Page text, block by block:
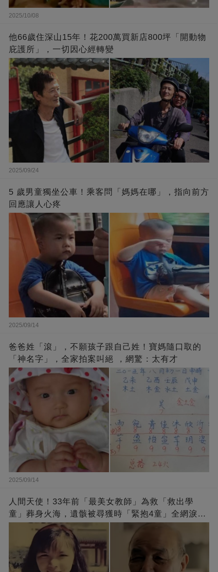
2025/10/08
他66歲住深山15年！花200萬買新店800坪「開動物
庇護所」，一切因心經轉變
2025/09/24
5 歲男童獨坐公車！乘客問「媽媽在哪」，指向前方
回應讓人心疼
2025/09/14
爸爸姓「滾」，不願孩子跟自己姓！寶媽隨口取的
「神名字」，全家拍案叫絕 ，網驚：太有才
2025/09/14
人間天使！33年前「最美女教師」為救「救出學
童」葬身火海，遺骸被尋獲時「緊抱4童」全網淚
崩：真正的英雄不該被遺忘